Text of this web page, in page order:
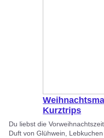
Kurztrips
Dortmund
Du liebst die
Duft von Glühwein,